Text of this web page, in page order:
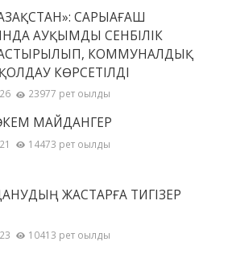
САРЫАҒАШ
АУҚЫМДЫ СЕНБІЛІК
КОММУНАЛДЫҚ
КӨРСЕТІЛДІ
23977 рет оқылды
МАЙДАНГЕР
14473 рет оқылды
ЖАСТАРҒА ТИГІЗЕР
10413 рет оқылды